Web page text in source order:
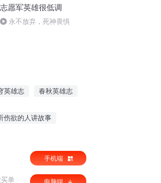
志愿军英雄很低调
永不放弃，死神畏惧
英雄志 春秋英雄志
伤欲的人讲故事
单
手机端